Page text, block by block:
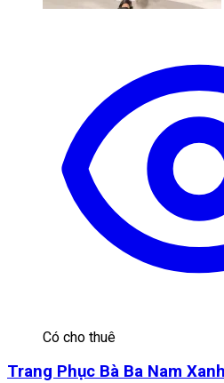
Có cho thuê
Trang Phục Bà Ba Nam